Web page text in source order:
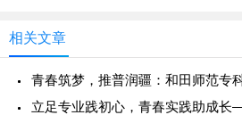
相关文章